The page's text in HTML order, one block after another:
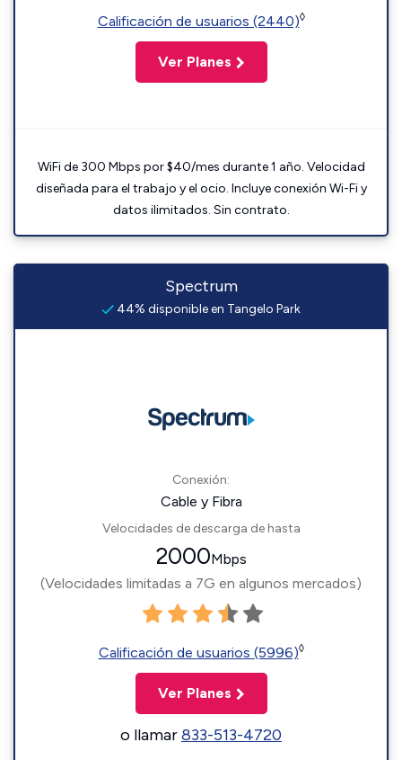
Calificación de usuarios (2440)◊
Ver Planes
WiFi de 300 Mbps por $40/mes durante 1 año. Velocidad
diseñada para el trabajo y el ocio. Incluye conexión Wi-Fi y
datos ilimitados. Sin contrato.
Spectrum
44% disponible en Tangelo Park
Conexión:
Cable y Fibra
Velocidades de descarga de hasta
2000Mbps
(Velocidades limitadas a 7G en algunos mercados)
Calificación de usuarios (5996)◊
Ver Planes
o llamar833-513-4720